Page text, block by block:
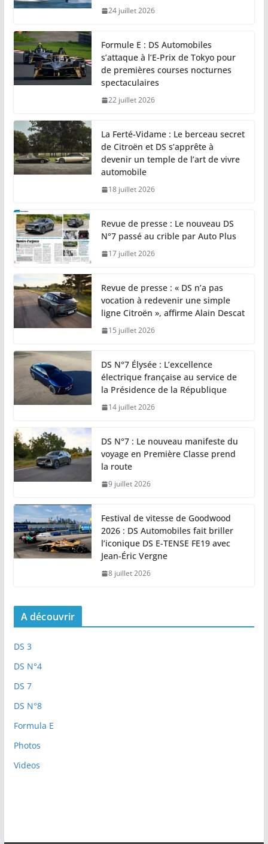
24 juillet 2026
Formule E : DS Automobiles
s’attaque à l’E-Prix de Tokyo pour
de premières courses nocturnes
spectaculaires
22 juillet 2026
La Ferté-Vidame : Le berceau secret
de Citroën et DS s’apprête à
devenir un temple de l’art de vivre
automobile
18 juillet 2026
Revue de presse : Le nouveau DS
N°7 passé au crible par Auto Plus
17 juillet 2026
Revue de presse : « DS n’a pas
vocation à redevenir une simple
ligne Citroën », affirme Alain Descat
15 juillet 2026
DS N°7 Élysée : L’excellence
électrique française au service de
la Présidence de la République
14 juillet 2026
DS N°7 : Le nouveau manifeste du
voyage en Première Classe prend
la route
9 juillet 2026
Festival de vitesse de Goodwood
2026 : DS Automobiles fait briller
l’iconique DS E-TENSE FE19 avec
Jean-Éric Vergne
8 juillet 2026
A découvrir
DS 3
DS N°4
DS 7
DS N°8
Formula E
Photos
Videos